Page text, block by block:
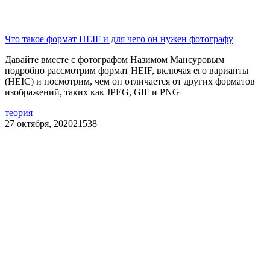
Что такое формат HEIF и для чего он нужен фотографу
Давайте вместе с фотографом Назимом Мансуровым
подробно рассмотрим формат HEIF, включая его варианты
(HEIC) и посмотрим, чем он отличается от других форматов
изображений, таких как JPEG, GIF и PNG
теория
27 октября, 202021538